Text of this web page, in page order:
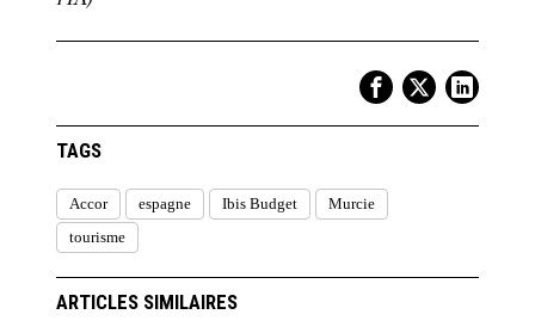
TAGS
Accor espagne Ibis Budget
Murcie
tourisme
ARTICLES SIMILAIRES